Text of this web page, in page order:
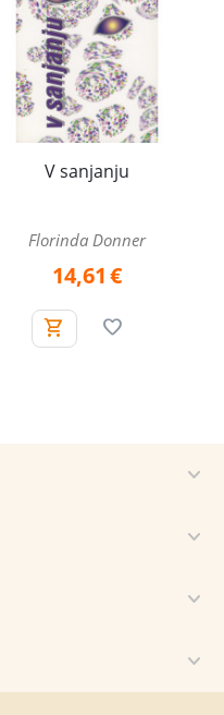
V sanjanju
Florinda Donner
14,61€